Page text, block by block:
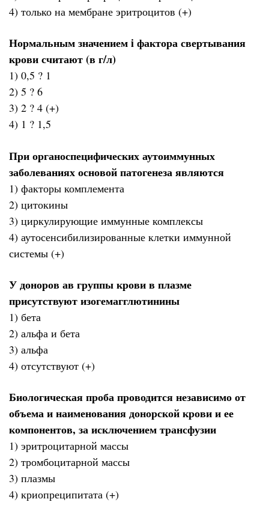
4) только на мембране эритроцитов (+)
Нормальным значением i фактора свертывания
крови считают (в г/л)
1) 0,5 ? 1
2) 5 ? 6
3) 2 ? 4 (+)
4) 1 ? 1,5
При органоспецифических аутоиммунных
заболеваниях основой патогенеза являются
1) факторы комплемента
2) цитокины
3) циркулирующие иммунные комплексы
4) аутосенсибилизированные клетки иммунной
системы (+)
У доноров ав группы крови в плазме
присутствуют изогемагглютинины
1) бета
2) альфа и бета
3) альфа
4) отсутствуют (+)
Биологическая проба проводится независимо от
объема и наименования донорской крови и ее
компонентов, за исключением трансфузии
1) эритроцитарной массы
2) тромбоцитарной массы
3) плазмы
4) криопреципитата (+)